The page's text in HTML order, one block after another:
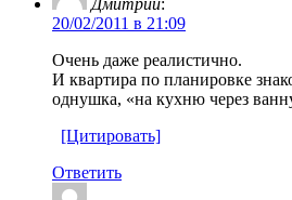
20/02/2011 в 21:09
Очень даже реалистично.
И квартира по планировке
однушка, «на кухню через
[Цитировать]
Ответить